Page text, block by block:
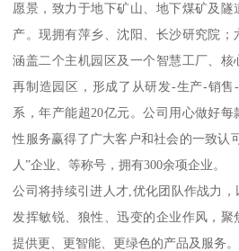
愿景，致力于地下矿山、地下煤矿及
产。现拥有萍乡、沈阳、长沙研究院；
涵盖二个主机园区及一个智慧工厂、核
再制造园区，形成了从研发-生产-销
系，年产能超20亿元。公司用心做好
性服务赢得了广大客户和社会的一致认
人”企业、等称号，拥有300余项企业。
公司将持续引进人才,优化团队作战力，
发挥敏锐、狼性、迅变的企业作风，
提供更、更智能、更绿色的产品及服务。